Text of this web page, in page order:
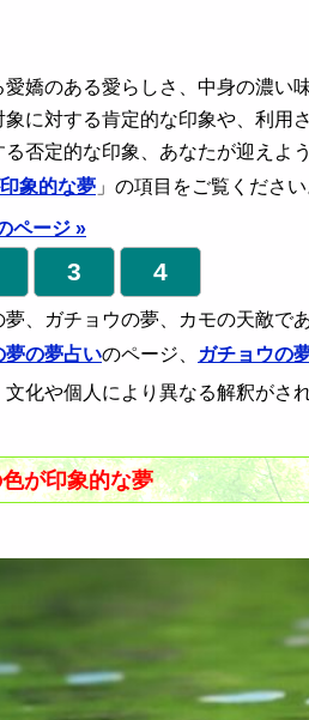
嬌のある愛らしさ、中身の濃い
に対する肯定的な印象や、利用
否定的な印象、あなたが迎えよ
象的な夢 」の項目をご覧ください
ページ »
3 4
、ガチョウの夢、カモの天敵で
夢の夢占いのページ、 ガチョウの
化や個人により異なる解釈がさ
が印象的な夢